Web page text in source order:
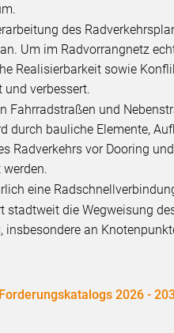
des
Um im Radvorrangnetz
Realisierbarkeit sowie
und verbessert.
Fahrradstraßen und
durch bauliche Elemente,
Radverkehrs vor Dooring
eine
stadtweit die Wegweisung
insbesondere an
2026 -